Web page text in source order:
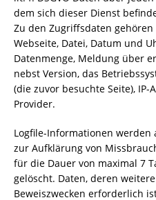
dem sich dieser Dienst
Zu den Zugriffsdaten
Webseite, Datei, Datum und
Datenmenge, Meldung über
nebst Version, das
(die zuvor besuchte Seite),
Provider.
Logfile-Informationen werden
zur Aufklärung von
für die Dauer von maximal 7
gelöscht. Daten, deren
Beweiszwecken erforderlich